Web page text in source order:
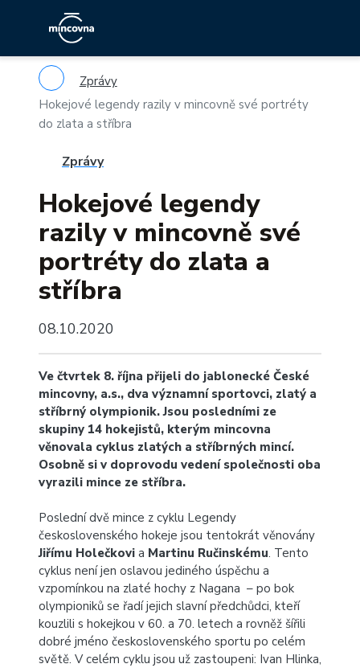
Zprávy
Hokejové legendy razily v mincovně své portréty
do zlata a stříbra
Zprávy
Hokejové legendy
razily v mincovně své
portréty do zlata a
stříbra
08.10.2020
Ve čtvrtek 8. října přijeli do jablonecké České
mincovny, a.s., dva významní sportovci, zlatý a
stříbrný olympionik. Jsou posledními ze
skupiny 14 hokejistů, kterým mincovna
věnovala cyklus zlatých a stříbrných mincí.
Osobně si v doprovodu vedení společnosti oba
vyrazili mince ze stříbra.
Poslední dvě mince z cyklu Legendy
československého hokeje jsou tentokrát věnovány
Jiřímu Holečkovi a Martinu Ručinskému. Tento
cyklus není jen oslavou jediného úspěchu a
vzpomínkou na zlaté hochy z Nagana – po bok
olympioniků se řadí jejich slavní předchůdci, kteří
kouzlili s hokejkou v 60. a 70. letech a rovněž šířili
dobré jméno československého sportu po celém
světě. V celém cyklu jsou už zastoupeni: Ivan Hlinka,